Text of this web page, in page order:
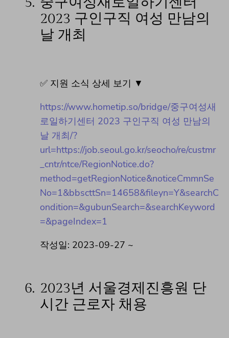
2023 구인구직 여성 만남의
날 개최
✅ 지원 소식 상세 보기 ▼
https://www.hometip.so/bridge/중구여성새
로일하기센터 2023 구인구직 여성 만남의
날 개최/?
url=https://job.seoul.go.kr/seocho/re/custmr
_cntr/ntce/RegionNotice.do?
method=getRegionNotice&noticeCmmnSe
No=1&bbscttSn=14658&fileyn=Y&searchC
ondition=&gubunSearch=&searchKeyword
=&pageIndex=1
작성일: 2023-09-27 ~
6. 2023년 서울경제진흥원 단
시간 근로자 채용